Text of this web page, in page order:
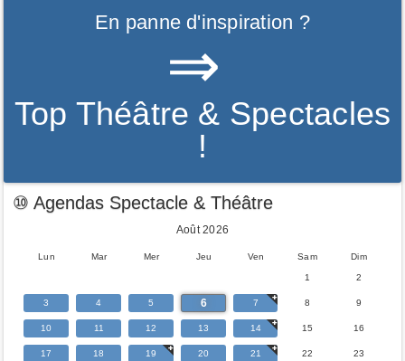
En panne d'inspiration ?
⇒
Top Théâtre & Spectacles
!
⑩ Agendas Spectacle & Théâtre
Août 2026
Lun Mar Mer Jeu Ven Sam Dim
1 2
3 4 5 6 7 8 9
10 11 12 13 14 15 16
17 18 19 20 21 22 23